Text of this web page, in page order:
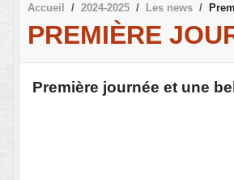
Accueil 2024-2025 Les news
PREMIÈRE
Première journée et une